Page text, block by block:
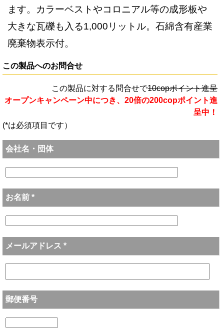
ます。カラーベストやコロニアル等の成形板や
大きな瓦礫も入る1,000リットル。石綿含有産業
廃棄物表示付。
この製品へのお問合せ
この製品に対する問合せで10copポイント進呈
オープンキャンペーン中につき、20倍の200copポイント進
呈中！
(*は必須項目です）
会社名・団体
お名前 *
メールアドレス *
郵便番号